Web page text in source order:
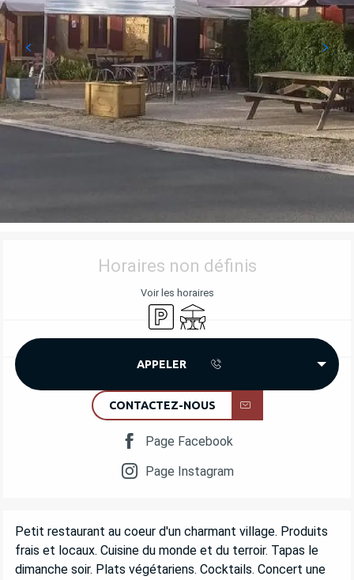
OUVERTURE ET COORDONNÉES
Horaires non définis
Voir les horaires
ParkingTerrasse
APPELER
CONTACTEZ-NOUS
Page Facebook
Page Instagram
DESCRIPTION
Petit restaurant au coeur d'un charmant village. Produits
frais et locaux. Cuisine du monde et du terroir. Tapas le
dimanche soir. Plats végétariens. Cocktails. Concert une